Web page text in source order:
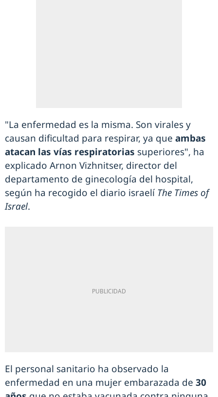
"La enfermedad es la misma. Son virales y
causan dificultad para respirar, ya que ambas
atacan las vías respiratorias superiores", ha
explicado Arnon Vizhnitser, director del
departamento de ginecología del hospital,
según ha recogido el diario israelí The Times of
Israel.
El personal sanitario ha observado la
enfermedad en una mujer embarazada de 30